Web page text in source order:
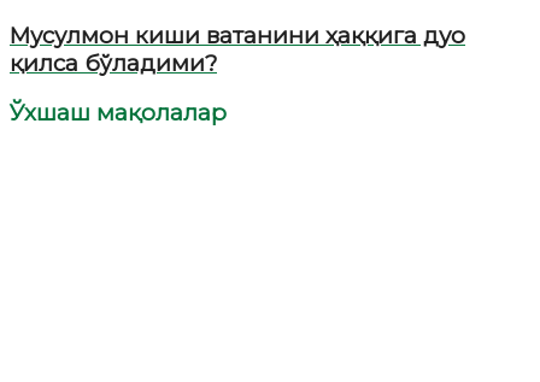
Мусулмон киши ватанини ҳаққига дуо
қилса бўладими?
Ўхшаш мақолалар